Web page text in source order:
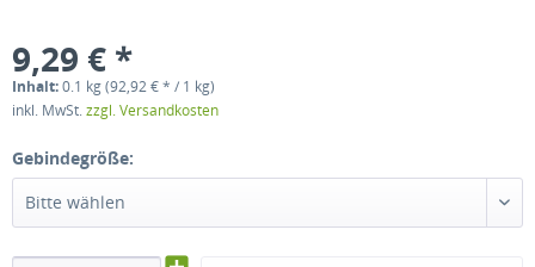
9,29 € *
Inhalt:0.1 kg (92,92 € * / 1 kg)
inkl. MwSt.zzgl. Versandkosten
Gebindegröße:
Bitte wählen